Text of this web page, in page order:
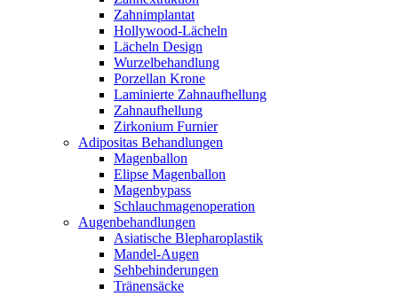
Zahnimplantat
Hollywood-Lächeln
Lächeln Design
Wurzelbehandlung
Porzellan Krone
Laminierte Zahnaufhellung
Zahnaufhellung
Zirkonium Furnier
Adipositas Behandlungen
Magenballon
Elipse Magenballon
Magenbypass
Schlauchmagenoperation
Augenbehandlungen
Asiatische Blepharoplastik
Mandel-Augen
Sehbehinderungen
Tränensäcke